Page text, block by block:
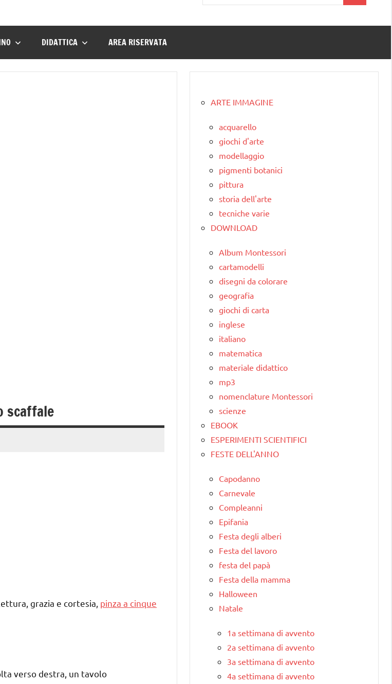
per:
DIDATTICA AREA RISERVATA
scaffale
grazia e cortesia, pinza a cinque
verso destra, un tavolo
ARTE IMMAGINE
acquarello
giochi d'arte
modellaggio
pigmenti botanici
pittura
storia dell'arte
tecniche varie
DOWNLOAD
Album Montessori
cartamodelli
disegni da colorare
geografia
giochi di carta
inglese
italiano
matematica
materiale didattico
mp3
nomenclature Montessori
scienze
EBOOK
ESPERIMENTI SCIENTIFICI
FESTE DELL'ANNO
Capodanno
Carnevale
Compleanni
Epifania
Festa degli alberi
Festa del lavoro
festa del papà
Festa della mamma
Halloween
Natale
1a settimana di avvento
2a settimana di avvento
3a settimana di avvento
4a settimana di avvento